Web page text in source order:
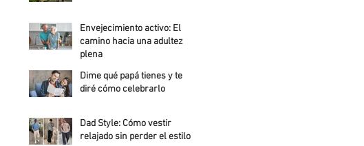
Envejecimiento activo: El
camino hacia una adultez
plena
Alejandra Roldán
Dime qué papá tienes y te
diré cómo celebrarlo
Dad Style: Cómo vestir
relajado sin perder el estilo